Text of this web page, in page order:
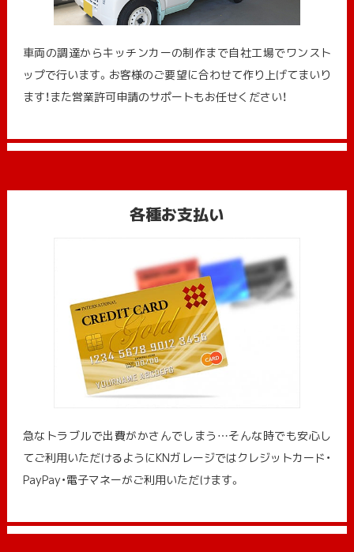
車両の調達からキッチンカーの制作まで自社工場でワンスト
ップで行います。お客様のご要望に合わせて作り上げてまいり
ます！また営業許可申請のサポートもお任せください！
各種お支払い
急なトラブルで出費がかさんでしまう…そんな時でも安心し
てご利用いただけるようにKNガレージではクレジットカード・
PayPay・電子マネーがご利用いただけます。